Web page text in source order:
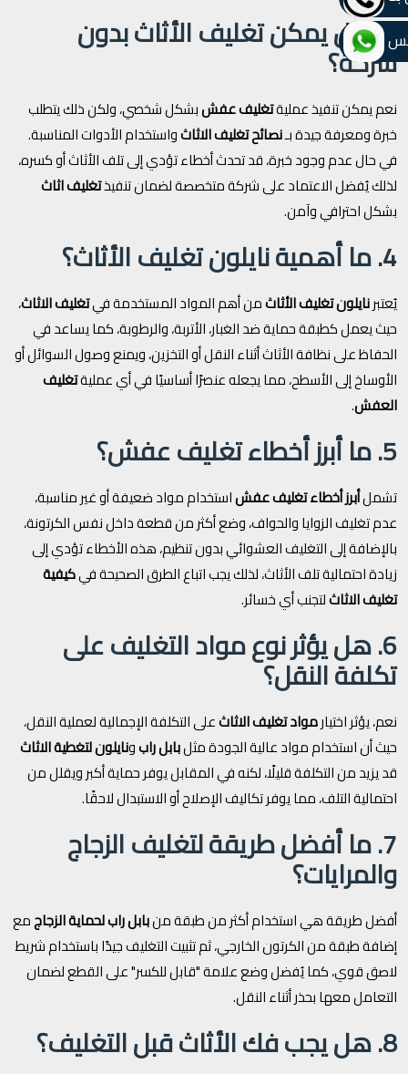
3. هل يمكن تغليف الأثاث بدون
شركة؟
نعم يمكن تنفيذ عمليةتغليف عفشبشكل شخصي، ولكن ذلك يتطلب
خبرة ومعرفة جيدة بـنصائح تغليف الاثاثواستخدام الأدوات المناسبة.
في حال عدم وجود خبرة، قد تحدث أخطاء تؤدي إلى تلف الأثاث أو كسره،
لذلك يُفضل الاعتماد على شركة متخصصة لضمان تنفيذتغليف اثاث
بشكل احترافي وآمن.
4. ما أهمية نايلون تغليف الأثاث؟
يُعتبرنايلون تغليف الأثاثمن أهم المواد المستخدمة فيتغليف الاثاث،
حيث يعمل كطبقة حماية ضد الغبار، الأتربة، والرطوبة، كما يساعد في
الحفاظ على نظافة الأثاث أثناء النقل أو التخزين، ويمنع وصول السوائل أو
الأوساخ إلى الأسطح، مما يجعله عنصرًا أساسيًا في أي عمليةتغليف
العفش.
5. ما أبرز أخطاء تغليف عفش؟
تشملأبرز أخطاء تغليف عفشاستخدام مواد ضعيفة أو غير مناسبة،
عدم تغليف الزوايا والحواف، وضع أكثر من قطعة داخل نفس الكرتونة،
بالإضافة إلى التغليف العشوائي بدون تنظيم، هذه الأخطاء تؤدي إلى
زيادة احتمالية تلف الأثاث، لذلك يجب اتباع الطرق الصحيحة فيكيفية
تغليف الاثاثلتجنب أي خسائر.
6. هل يؤثر نوع مواد التغليف على
تكلفة النقل؟
نعم، يؤثر اختيارمواد تغليف الاثاثعلى التكلفة الإجمالية لعملية النقل،
حيث أن استخدام مواد عالية الجودة مثلبابل رابونايلون لتغطية الاثاث
قد يزيد من التكلفة قليلًا، لكنه في المقابل يوفر حماية أكبر ويقلل من
احتمالية التلف، مما يوفر تكاليف الإصلاح أو الاستبدال لاحقًا.
7. ما أفضل طريقة لتغليف الزجاج
والمرايات؟
أفضل طريقة هي استخدام أكثر من طبقة منبابل راب لحماية الزجاجمع
إضافة طبقة من الكرتون الخارجي، ثم تثبيت التغليف جيدًا باستخدام شريط
لاصق قوي، كما يُفضل وضع علامة "قابل للكسر" على القطع لضمان
التعامل معها بحذر أثناء النقل.
8. هل يجب فك الأثاث قبل التغليف؟